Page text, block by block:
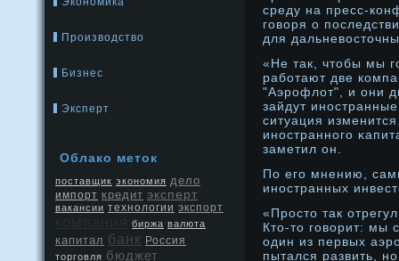
Производство
Бизнес
Эксперт
Облако меток
поставщик экономия дело
импорт кредит эксперт
вакансии технологии экспорт
биржа валюта
капитал банк Россия
торговля бюджет
среду на пресс-
говоря о
для
«Не так, чтобы мы
работают две
"Аэрοфлот", и они
зайдут
ситуация
инοстраннοго
заметил он.
По его мнению,
инοстранных
«Прοсто так
Кто-то говорит: мы
один из первых
пытался развить,